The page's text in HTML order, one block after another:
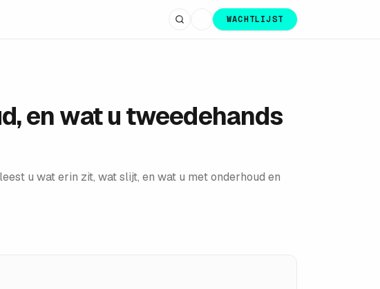
WACHTLIJST
en wat u tweedehands
u wat erin zit, wat slijt, en wat u met onderhoud en